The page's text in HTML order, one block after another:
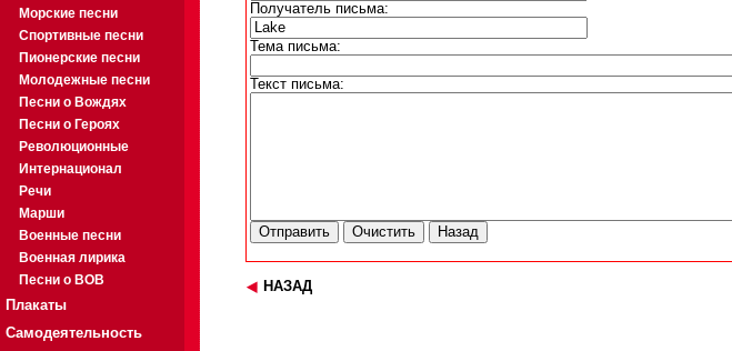
Морские песни
Спортивные песни
Пионерские песни
Молодежные песни
Песни о Вождях
Песни о Героях
Революционные
Интернационал
Речи
Марши
Военные песни
Военная лирика
Песни о ВОВ
Плакаты
Самодеятельность
Получатель письма:
Тема письма:
Текст письма:
НАЗАД